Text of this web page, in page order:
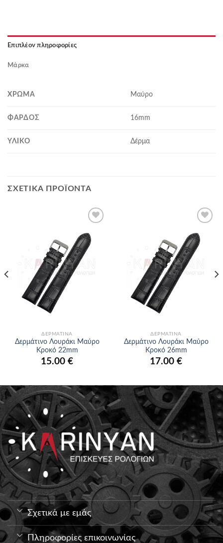
Επιπλέον πληροφορίες
Μάρκα
ΧΡΏΜΑ Μαύρο
ΦΆΡΔΟΣ 16mm
ΥΛΙΚΌ Δέρμα
ΣΧΕΤΙΚΆ ΠΡΟΪΌΝΤΑ
στα
αγαπημένα
ΔΕΡΜΆΤΙΝΑ
Δερμάτινο Λουράκι Μαύρο
Κροκό 22mm
15.00 €
στα
αγαπημένα
ΔΕΡΜΆΤΙΝΑ
Δερμάτινο Λουράκι Μαύρο
Κροκό 26mm
17.00 €
Σχετικά με εμάς
Πληροφορίες επικοινωνίας